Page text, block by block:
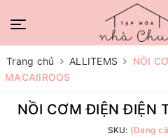
Trang chủ ALLITEMS
NỒI
MACAIIROOS
NỒI CƠM ĐIỆN ĐIỆN
SKU: (Đang